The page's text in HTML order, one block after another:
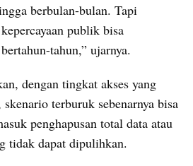
berbulan-bulan. Tapi
publik bisa
tahun,” ujarnya.
dengan tingkat akses yang
terburuk sebenarnya bisa
penghapusan total data atau
tidak dapat dipulihkan.